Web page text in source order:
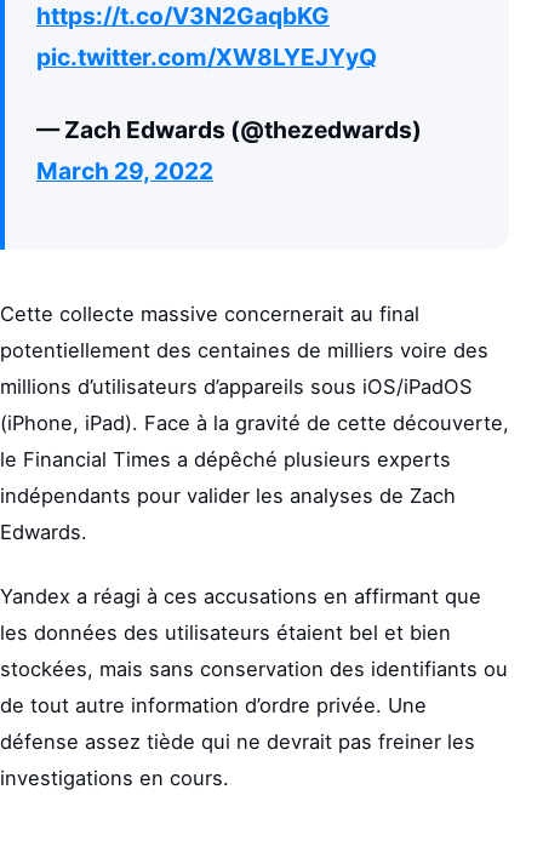
https://t.co/V3N2GaqbKG
pic.twitter.com/XW8LYEJYyQ
— Zach Edwards (@thezedwards)
March 29, 2022
Cette collecte massive concernerait au final
potentiellement des centaines de milliers voire des
millions d’utilisateurs d’appareils sous iOS/iPadOS
(iPhone, iPad). Face à la gravité de cette découverte,
le Financial Times a dépêché plusieurs experts
indépendants pour valider les analyses de Zach
Edwards.
Yandex a réagi à ces accusations en affirmant que
les données des utilisateurs étaient bel et bien
stockées, mais sans conservation des identifiants ou
de tout autre information d’ordre privée. Une
défense assez tiède qui ne devrait pas freiner les
investigations en cours.